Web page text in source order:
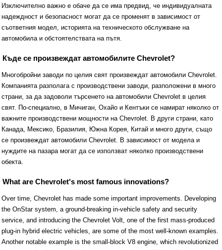
Изключително важно е обаче да се има предвид, че индивидуалната
надеждност и безопасност могат да се променят в зависимост от
съответния модел, историята на техническото обслужване на
автомобила и обстоятелствата на пътя.
Къде се произвеждат автомобилите Chevrolet?
Многобройни заводи по целия свят произвеждат автомобили Chevrolet.
Компанията разполага с производствени заводи, разположени в много
страни, за да задоволи търсенето на автомобили Chevrolet в целия
свят. По-специално, в Мичиган, Охайо и Кентъки се намират няколко от
важните производствени мощности на Chevrolet. В други страни, като
Канада, Мексико, Бразилия, Южна Корея, Китай и много други, също
се произвеждат автомобили Chevrolet. В зависимост от модела и
нуждите на пазара могат да се използват няколко производствени
обекта.
What are Chevrolet's most famous innovations?
Over time, Chevrolet has made some important improvements. Developing
the OnStar system, a ground-breaking in-vehicle safety and security
service, and introducing the Chevrolet Volt, one of the first mass-produced
plug-in hybrid electric vehicles, are some of the most well-known examples.
Another notable example is the small-block V8 engine, which revolutionized